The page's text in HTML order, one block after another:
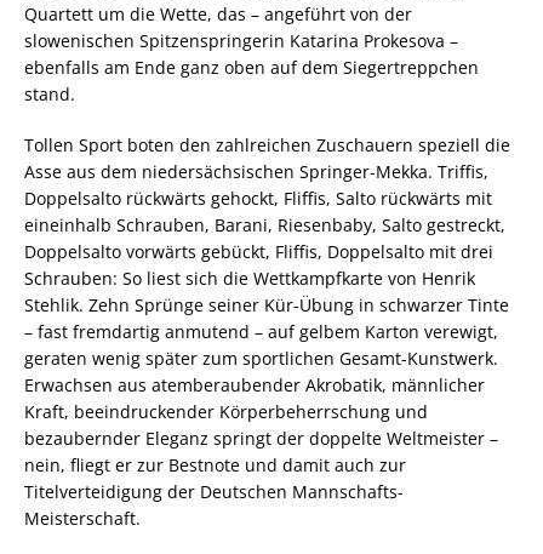
Quartett um die Wette, das – angeführt von der
slowenischen Spitzenspringerin Katarina Prokesova –
ebenfalls am Ende ganz oben auf dem Siegertreppchen
stand.
Tollen Sport boten den zahlreichen Zuschauern speziell die
Asse aus dem niedersächsischen Springer-Mekka. Triffis,
Doppelsalto rückwärts gehockt, Fliffis, Salto rückwärts mit
eineinhalb Schrauben, Barani, Riesenbaby, Salto gestreckt,
Doppelsalto vorwärts gebückt, Fliffis, Doppelsalto mit drei
Schrauben: So liest sich die Wettkampfkarte von Henrik
Stehlik. Zehn Sprünge seiner Kür-Übung in schwarzer Tinte
– fast fremdartig anmutend – auf gelbem Karton verewigt,
geraten wenig später zum sportlichen Gesamt-Kunstwerk.
Erwachsen aus atemberaubender Akrobatik, männlicher
Kraft, beeindruckender Körperbeherrschung und
bezaubernder Eleganz springt der doppelte Weltmeister –
nein, fliegt er zur Bestnote und damit auch zur
Titelverteidigung der Deutschen Mannschafts-
Meisterschaft.